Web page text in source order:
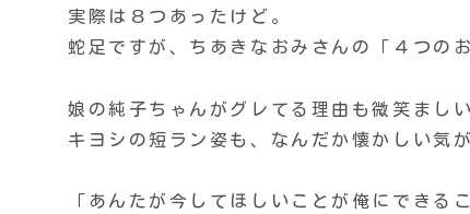
実際は８つあったけど。
蛇足ですが、ちあきなおみさんの「４つの
娘の純子ちゃんがグレてる理由も微笑ましい
キヨシの短ラン姿も、なんだか懐かしい気
「あんたが今してほしいことが俺にできる